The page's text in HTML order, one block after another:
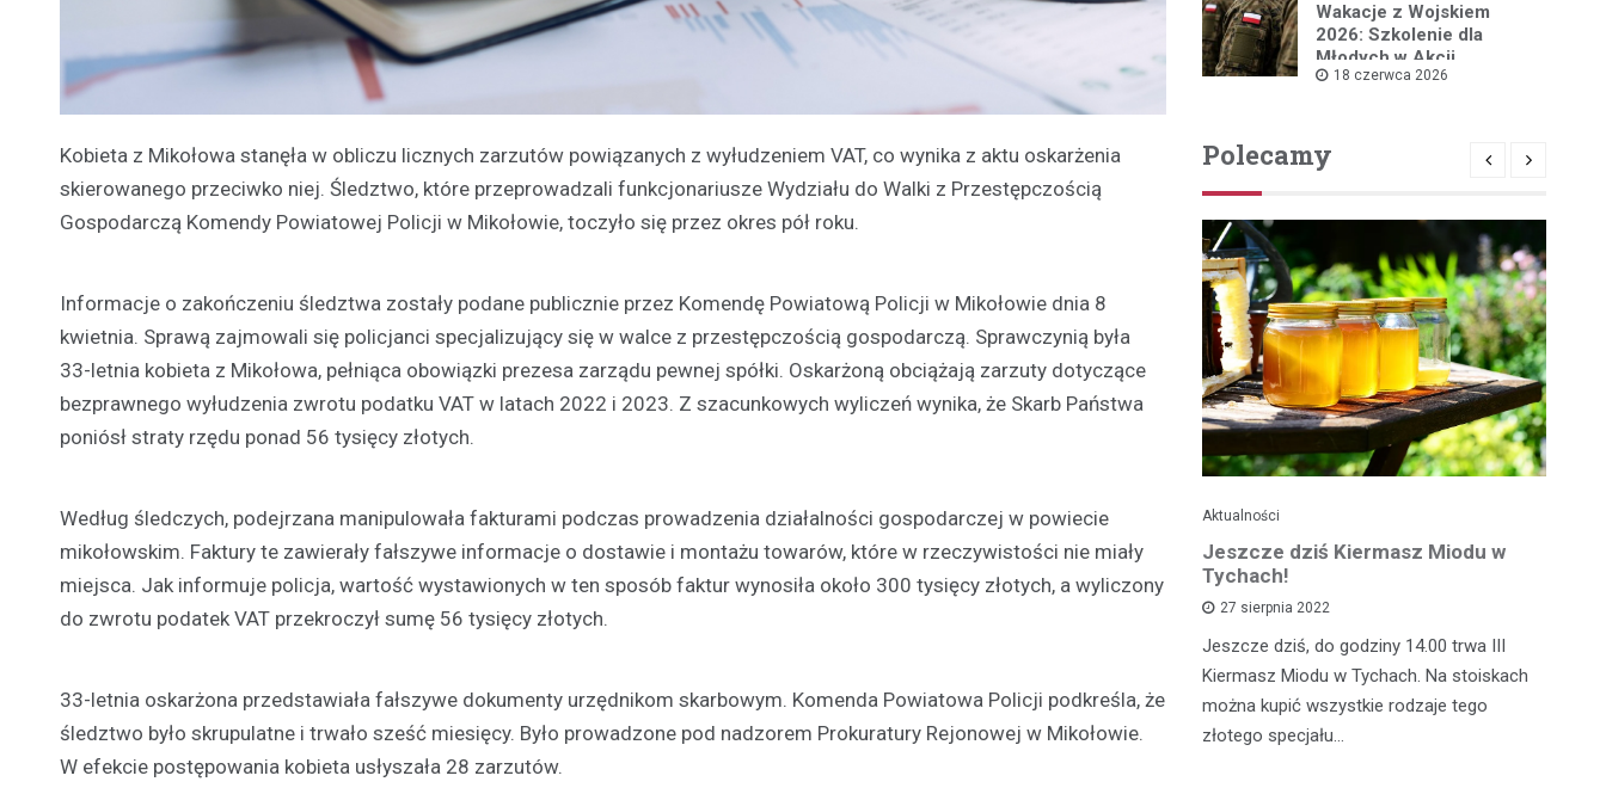
Kobieta z Mikołowa stanęła w obliczu licznych zarzutów powiązanych z wyłudzeniem VAT, co wynika z aktu oskarżenia
skierowanego przeciwko niej. Śledztwo, które przeprowadzali funkcjonariusze Wydziału do Walki z Przestępczością
Gospodarczą Komendy Powiatowej Policji w Mikołowie, toczyło się przez okres pół roku.
Informacje o zakończeniu śledztwa zostały podane publicznie przez Komendę Powiatową Policji w Mikołowie dnia 8
kwietnia. Sprawą zajmowali się policjanci specjalizujący się w walce z przestępczością gospodarczą. Sprawczynią była
33-letnia kobieta z Mikołowa, pełniąca obowiązki prezesa zarządu pewnej spółki. Oskarżoną obciążają zarzuty dotyczące
bezprawnego wyłudzenia zwrotu podatku VAT w latach 2022 i 2023. Z szacunkowych wyliczeń wynika, że Skarb Państwa
poniósł straty rzędu ponad 56 tysięcy złotych.
Według śledczych, podejrzana manipulowała fakturami podczas prowadzenia działalności gospodarczej w powiecie
mikołowskim. Faktury te zawierały fałszywe informacje o dostawie i montażu towarów, które w rzeczywistości nie miały
miejsca. Jak informuje policja, wartość wystawionych w ten sposób faktur wynosiła około 300 tysięcy złotych, a wyliczony
do zwrotu podatek VAT przekroczył sumę 56 tysięcy złotych.
33-letnia oskarżona przedstawiała fałszywe dokumenty urzędnikom skarbowym. Komenda Powiatowa Policji podkreśla, że
śledztwo było skrupulatne i trwało sześć miesięcy. Było prowadzone pod nadzorem Prokuratury Rejonowej w Mikołowie.
W efekcie postępowania kobieta usłyszała 28 zarzutów.
Wakacje z Wojskiem
2026: Szkolenie dla
Młodych w Akcji
18 czerwca 2026
Polecamy
Jedzenie
Czy wiesz jak przygotować
prawdziwy wigilijny barszcz?
polskim, wigilijnym stole. Warto wiedzieć jak
odpowiednio przygotować barszcz,…
Aktualności
Jeszcze dziś Kiermasz Miodu w
Tychach!
27 sierpnia 2022
Jeszcze dziś, do godziny 14.00 trwa III
Kiermasz Miodu w Tychach. Na stoiskach
można kupić wszystkie rodzaje tego
złotego specjału…